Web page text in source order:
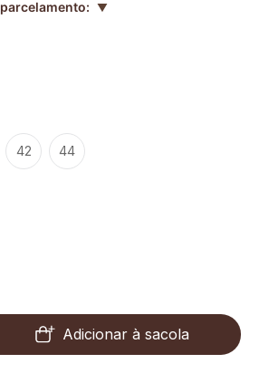
▲
42 44
Adicionar à sacola